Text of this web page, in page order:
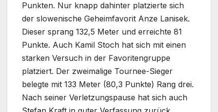
Punkten. Nur knapp dahinter platzierte sich
der slowenische Geheimfavorit Anze Lanisek.
Dieser sprang 132,5 Meter und erreichte 81
Punkte. Auch Kamil Stoch hat sich mit einen
starken Versuch in der Favoritengruppe
platziert. Der zweimalige Tournee-Sieger
belegte mit 133 Meter (80,3 Punkte) Rang drei.
Nach seiner Verletzungspause hat sich auch